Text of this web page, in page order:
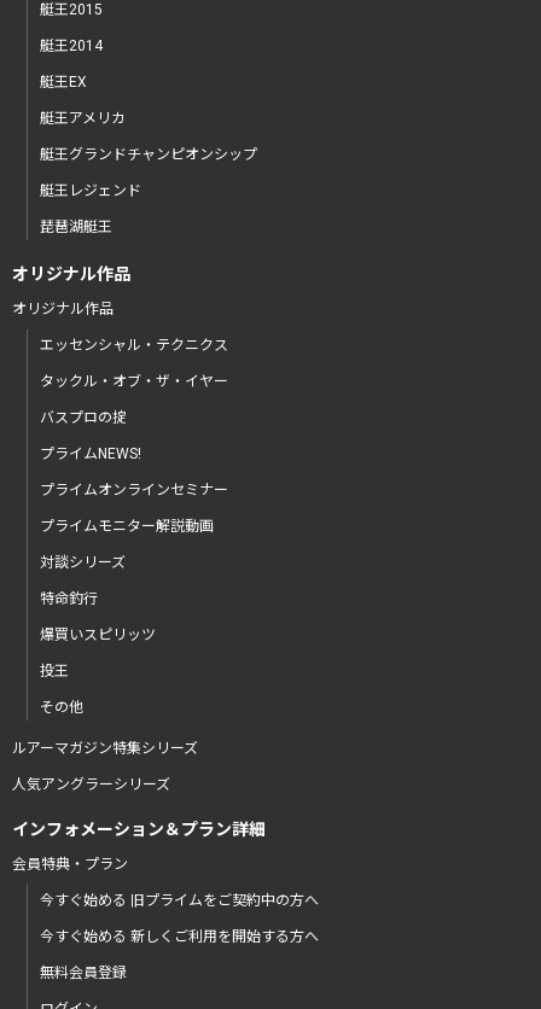
艇王2015
艇王2014
艇王EX
艇王アメリカ
艇王グランドチャンピオンシップ
艇王レジェンド
琵琶湖艇王
オリジナル作品
オリジナル作品
エッセンシャル・テクニクス
タックル・オブ・ザ・イヤー
バスプロの掟
プライムNEWS!
プライムオンラインセミナー
プライムモニター解説動画
対談シリーズ
特命釣行
爆買いスピリッツ
投王
その他
ルアーマガジン特集シリーズ
人気アングラーシリーズ
インフォメーション＆プラン詳細
会員特典・プラン
今すぐ始める 旧プライムをご契約中の方へ
今すぐ始める 新しくご利用を開始する方へ
無料会員登録